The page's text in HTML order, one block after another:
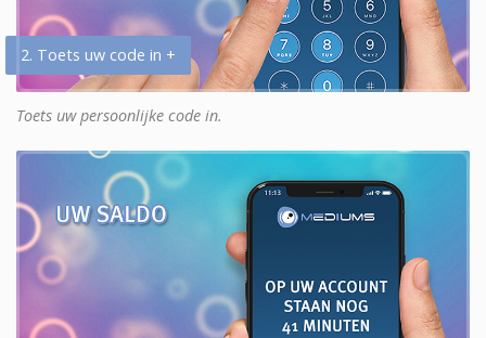
2. Toets uw code in +
Toets uw persoonlijke code in.